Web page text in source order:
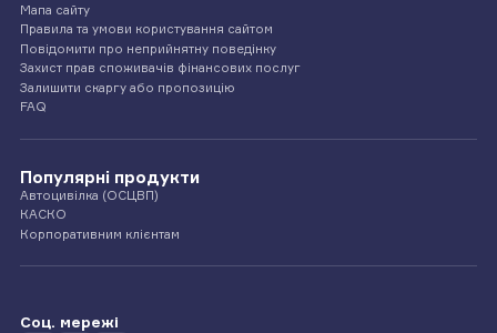
Мапа сайту
Правила та умови користування сайтом
Повідомити про неприйнятну поведінку
Захист прав споживачів фінансових послуг
Залишити скаргу або пропозицію
FAQ
Популярні продукти
Автоцивілка (ОСЦВП)
КАСКО
Корпоративним клієнтам
Соц. мережі